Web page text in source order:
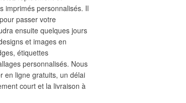
imprimés personnalisés. Il
passer votre
ensuite quelques jours
et images en
étiquettes
personnalisés. Nous
en ligne gratuits, un délai
court et la livraison à